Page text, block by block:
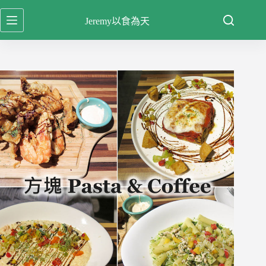
跳
至
容
Jeremy以食為天